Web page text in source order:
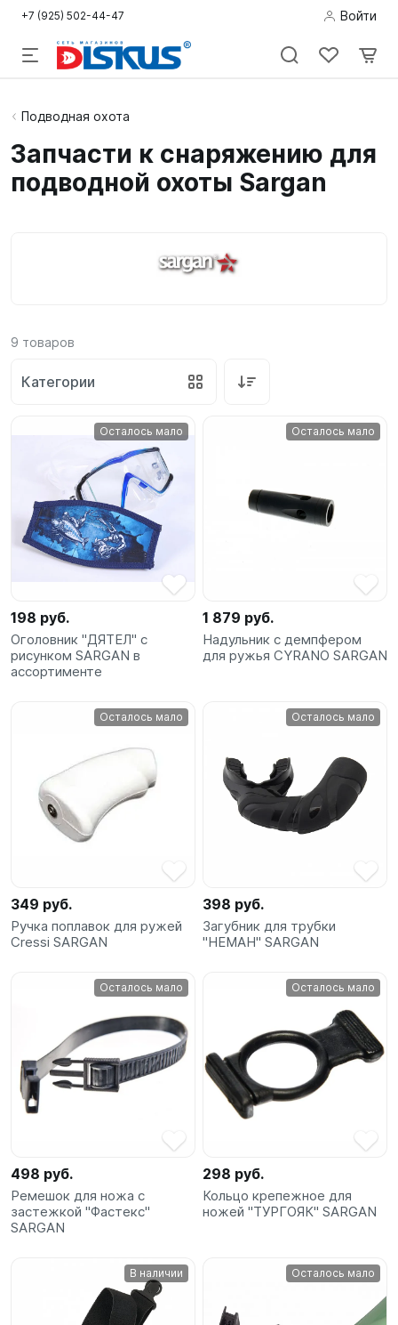
+7 (925) 502-44-47 Войти
Подводная
Дайвинг
сёрфинг
Подарочные
Карты
Бренды
Подводная охота
Запчасти к снаряжению для
подводной охоты Sargan
9 товаров
Категории
Осталось мало
198 руб.
Оголовник "ДЯТЕЛ" с
рисунком SARGAN в
ассортименте
Осталось мало
1 879 руб.
Надульник с демпфером
для ружья CYRANO SARGAN
Осталось мало
349 руб.
Ручка поплавок для ружей
Cressi SARGAN
Осталось мало
398 руб.
Загубник для трубки
"НЕМАН" SARGAN
Осталось мало
498 руб.
Ремешок для ножа с
застежкой "Фастекс"
SARGAN
Осталось мало
298 руб.
Кольцо крепежное для
ножей "ТУРГОЯК" SARGAN
В наличии Осталось мало